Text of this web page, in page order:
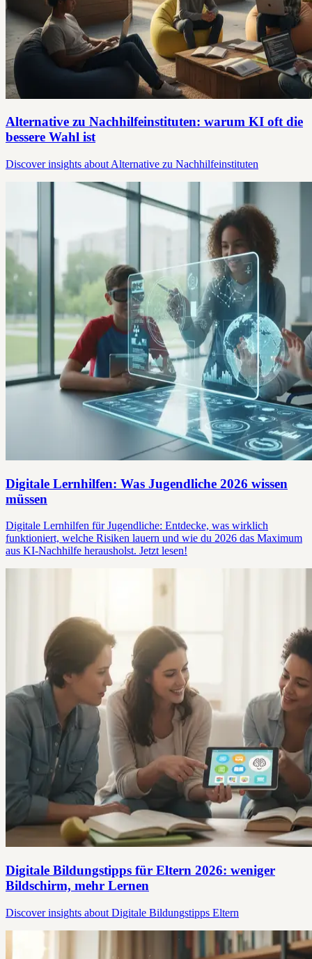
Alternative zu Nachhilfeinstituten: warum KI oft die
bessere Wahl ist
Discover insights about Alternative zu Nachhilfeinstituten
Digitale Lernhilfen: Was Jugendliche 2026 wissen
müssen
Digitale Lernhilfen für Jugendliche: Entdecke, was wirklich
funktioniert, welche Risiken lauern und wie du 2026 das Maximum
aus KI-Nachhilfe herausholst. Jetzt lesen!
Digitale Bildungstipps für Eltern 2026: weniger
Bildschirm, mehr Lernen
Discover insights about Digitale Bildungstipps Eltern